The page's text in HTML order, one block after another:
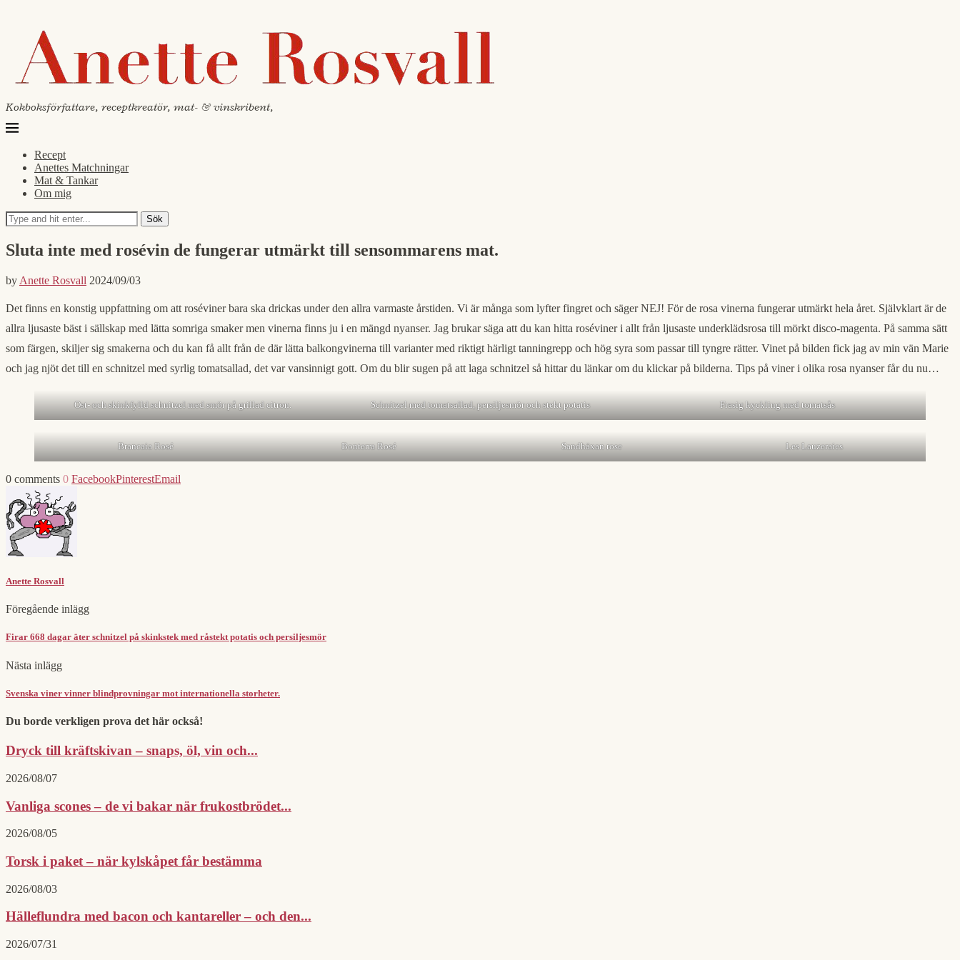
Kokboksförfattare, receptkreatör, mat- & vinskribent,
Recept
Anettes Matchningar
Mat & Tankar
Om mig
Sök
Sluta inte med rosévin de fungerar utmärkt till sensommarens mat.
by Anette Rosvall 2024/09/03
Det finns en konstig uppfattning om att roséviner bara ska drickas under den allra varmaste årstiden. Vi är många som lyfter fingret och säger NEJ! För de rosa vinerna fungerar utmärkt hela året. Självklart är de
allra ljusaste bäst i sällskap med lätta somriga smaker men vinerna finns ju i en mängd nyanser. Jag brukar säga att du kan hitta roséviner i allt från ljusaste underklädsrosa till mörkt disco-magenta. På samma sätt
som färgen, skiljer sig smakerna och du kan få allt från de där lätta balkongvinerna till varianter med riktigt härligt tanningrepp och hög syra som passar till tyngre rätter. Vinet på bilden fick jag av min vän Marie
och jag njöt det till en schnitzel med syrlig tomatsallad, det var vansinnigt gott. Om du blir sugen på att laga schnitzel så hittar du länkar om du klickar på bilderna. Tips på viner i olika rosa nyanser får du nu…
Ost- och skinkfylld schnitzel med smör på grillad citron. Schnitzel med tomatsallad, persiljesmör och stekt potatis Frasig kyckling med tomatsås
Brancaia Rosé Bonterra Rosé Sandhäxan rose Les Lauzeraies
0 comments 0 FacebookPinterestEmail
Anette Rosvall
Föregående inlägg
Firar 668 dagar äter schnitzel på skinkstek med råstekt potatis och persiljesmör
Nästa inlägg
Svenska viner vinner blindprovningar mot internationella storheter.
Du borde verkligen prova det här också!
Dryck till kräftskivan – snaps, öl, vin och...
2026/08/07
Vanliga scones – de vi bakar när frukostbrödet...
2026/08/05
Torsk i paket – när kylskåpet får bestämma
2026/08/03
Hälleflundra med bacon och kantareller – och den...
2026/07/31